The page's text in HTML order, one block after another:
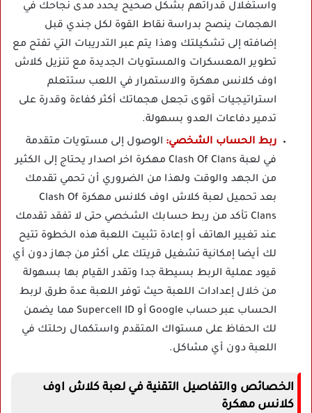
واستغلال قدراتهم بشكل صحيح يحدد مدى نجاحك في
الهجمات ينصح بدراسة نقاط القوة لكل جندي قبل
إضافته إلى تشكيلتك وهذا يتم عبر التدريبات التي تفتح مع
تطوير المعسكرات والمستويات الجديدة مع تنزيل كلاش
اوف كلانس مهكرة والاستمرار في اللعب ستتعلم
استراتيجيات أقوى تجعل هجماتك أكثر كفاءة وقدرة على
تدمير دفاعات العدو بسهولة.
ربط الحساب الشخصي: الوصول إلى مستويات متقدمة
في لعبة Clash Of Clans مهكرة اخر اصدار يحتاج إلى الكثير
من الجهد والوقت ولهذا من الضروري أن تحمي تقدمك
بعد تحميل لعبة كلاش اوف كلانس مهكرة Clash Of
Clans تأكد من ربط حسابك الشخصي حتى لا تفقد تقدمك
عند تغيير الهاتف أو إعادة تثبيت اللعبة هذه الخطوة تتيح
لك أيضا إمكانية تشغيل قريتك على أكثر من جهاز دون أي
قيود عملية الربط بسيطة جدا وتقدر القيام بها بسهولة
من خلال إعدادات اللعبة حيث توفر اللعبة عدة طرق لربط
الحساب عبر حساب Google أو Supercell ID مما يضمن
لك الحفاظ على مستواك المتقدم واستكمال رحلتك في
اللعبة دون أي مشاكل.
الخصائص والتفاصيل التقنية في لعبة كلاش اوف
كلانس مهكرة